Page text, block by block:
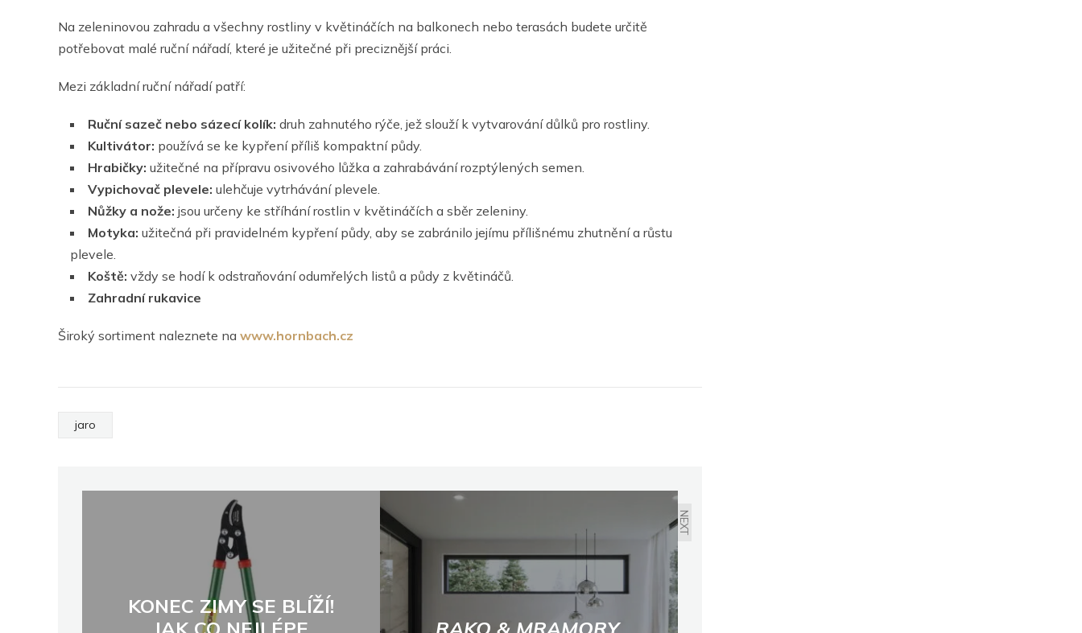
Na zeleninovou zahradu a všechny rostliny v květináčích na balkonech nebo terasách budete určitě
potřebovat malé ruční nářadí, které je užitečné při preciznější práci.
Mezi základní ruční nářadí patří:
Ruční sazeč nebo sázecí kolík: druh zahnutého rýče, jež slouží k vytvarování důlků pro rostliny.
Kultivátor: používá se ke kypření příliš kompaktní půdy.
Hrabičky: užitečné na přípravu osivového lůžka a zahrabávání rozptýlených semen.
Vypichovač plevele: ulehčuje vytrhávání plevele.
Nůžky a nože: jsou určeny ke stříhání rostlin v květináčích a sběr zeleniny.
Motyka: užitečná při pravidelném kypření půdy, aby se zabránilo jejímu přílišnému zhutnění a růstu
plevele.
Koště: vždy se hodí k odstraňování odumřelých listů a půdy z květináčů.
Zahradní rukavice
Široký sortiment naleznete na www.hornbach.cz
jaro
KONEC ZIMY SE BLÍŽÍ!
JAK CO NEJLÉPE
NEXT
RAKO & MRAMORY,